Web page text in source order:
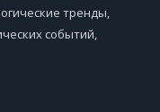
тренды,
событий,